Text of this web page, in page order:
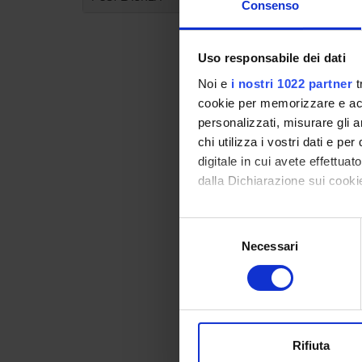
Consenso
Uso responsabile dei dati
Noi e i nostri 1022 partner
cookie per memorizzare e
personalizzati, misurare gli
chi utilizza i vostri dati e per
digitale in cui avete
dalla Dichiarazione sui
Con il tuo consenso,
raccogliere
digitali).
modificare o ritirare il tuo
Necessari
Rifiuta
criteri
metodi
Contact